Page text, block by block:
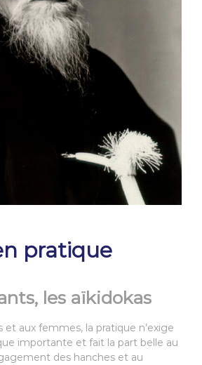
pratique
les aïkidokas
aux femmes, la pratique n’exige
importante et fait la part belle au
des hanches et au